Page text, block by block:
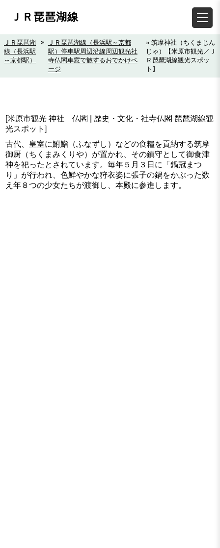
ＪＲ琵琶湖線
ＪＲ琵琶湖
線（長浜駅
～京都駅）
»
ＪＲ琵琶湖線（長浜駅～京都
駅）停車駅周辺沿線周辺観光社
寺仏閣車窓で旅するおでかけペ
ージ
» 筑摩神社（ちくまじん
じゃ）【米原市観光／Ｊ
Ｒ琵琶湖線観光スポッ
ト】
[米原市観光 神社 仏閣 | 歴史・文化・社寺仏閣 琵琶湖線観
光スポット]
古代、皇室に鮒鮨（ふなずし）などの食糧を貢納する筑摩
御厨（ちくまみくりや）が置かれ、その鎮守として御食津
神を祀ったとされています。毎年５月３日に「鍋冠まつ
り」が行われ、色鮮やかな狩衣姿に張子の鍋をかぶった数
え年８つの少女たちが渡御し、本殿に参進します。